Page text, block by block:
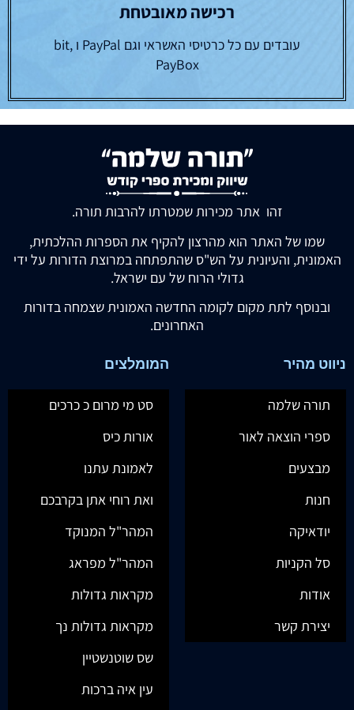
רכישה מאובטחת
עובדים עם כל כרטיסי האשראי וגם PayPal ו bit,
PayBox
זהו אתר מכירות שמטרתו להרבות תורה.
שמו של האתר הוא מהרצון להקיף את הספרות ההלכתית,
האמונית, והעיונית על הש"ס שהתפתחה במרוצת הדורות על ידי
גדולי הרוח של עם ישראל.
ובנוסף לתת מקום לקומה החדשה האמונית שצמחה בדורות
האחרונים.
ניווט מהיר
תורה שלמה
ספרי הוצאה לאור
מבצעים
חנות
יודאיקה
סל הקניות
אודות
יצירת קשר
המומלצים
סט מי מרום כ כרכים
אורות כיס
לאמונת עתנו
ואת רוחי אתן בקרבכם
המהר"ל המנוקד
המהר"ל מפראג
מקראות גדולות
מקראות גדולות נך
שס שוטנשטיין
עין איה ברכות